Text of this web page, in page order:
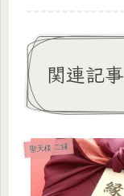
関連記事
聖天様 ご縁